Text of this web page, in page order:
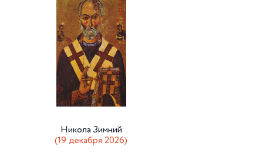
Никола Зимний
(19 декабря 2026)